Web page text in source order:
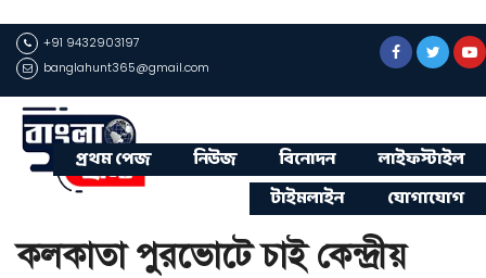
+91 9432903197
banglahunt365@gmail.com
প্রথম পেজ নিউজ বিনোদন
লাইফস্টাইল
টাইমলাইন
যোগাযোগ
কলকাতা পুরভোটে চাই কেন্দ্রীয়